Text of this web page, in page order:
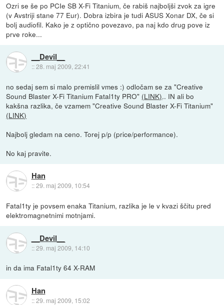
Ozri se še po PCIe SB X-Fi Titanium, če rabiš najboljši zvok za igre
(v Avstriji stane 77 Eur). Dobra izbira je tudi ASUS Xonar DX, če si
bolj audiofil. Kako je z optično povezavo, pa naj kdo drug pove iz
prve roke...
__Devil__
::28. maj 2009, 22:41
no sedaj sem si malo premislil vmes :) odločam se za "Creative
Sound Blaster X-Fi Titanium Fatal1ty PRO" (LINK).. IN ali bo
kakšna razlika, če vzamem "Creative Sound Blaster X-Fi Titanium"
(LINK)
Najbolj gledam na ceno. Torej p/p (price/performance).
No kaj pravite.
Han
::29. maj 2009, 10:54
Fatal1ty je povsem enaka Titanium, razlika je le v kvazi ščitu pred
elektromagnetnimi motnjami.
__Devil__
::29. maj 2009, 14:10
in da ima Fatal1ty 64 X-RAM
Han
::29. maj 2009, 15:02